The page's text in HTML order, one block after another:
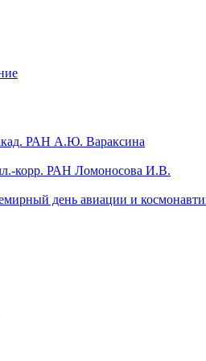
РАН А.Ю. Вараксина
корр. РАН Ломоносова И.В.
день авиации и